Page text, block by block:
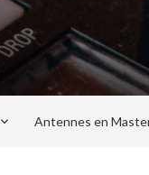
keyboard_arrow_down Antennes en